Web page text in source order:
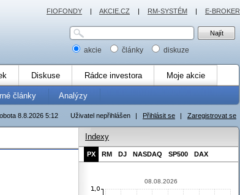
akcie články diskuze
Diskuse Rádce investora Moje akcie
články Analýzy
Uživatel nepřihlášen | Přihlásit se | Zaregistrovat se
8.8.2026 5:12
Indexy
PX RM DJ NASDAQ SP500 DAX
08.08.2026
FIOFONDY | AKCIE.CZ | RM-SYSTÉM | E-BROKER